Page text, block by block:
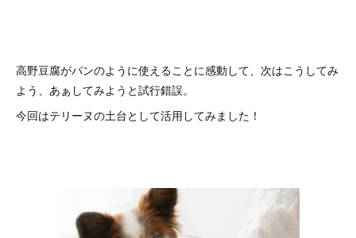
高野豆腐がパンのように使えることに感動して、次はこうしてみ
よう、あぁしてみようと試行錯誤。
今回はテリーヌの土台として活用してみました！